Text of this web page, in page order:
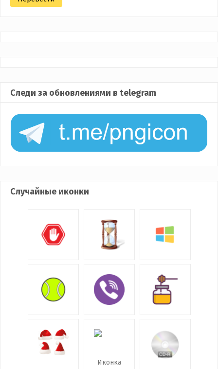
Следи за обновлениями в telegram
Случайные иконки